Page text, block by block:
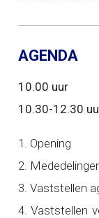
AGENDA
10.00 uur
10.30-12.30
1. Opening
2.
3. Vaststellen
4. Vaststellen